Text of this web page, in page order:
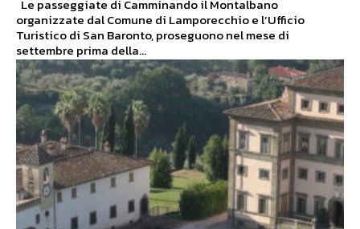
organizzate dal Comune di Lamporecchio e l’Ufficio
Turistico di San Baronto, proseguono nel mese di
settembre prima della...